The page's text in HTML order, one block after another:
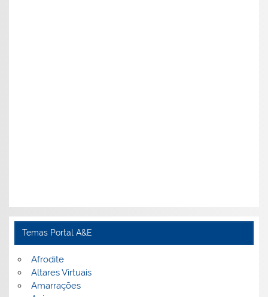
Temas Portal A&E
Afrodite
Altares Virtuais
Amarrações